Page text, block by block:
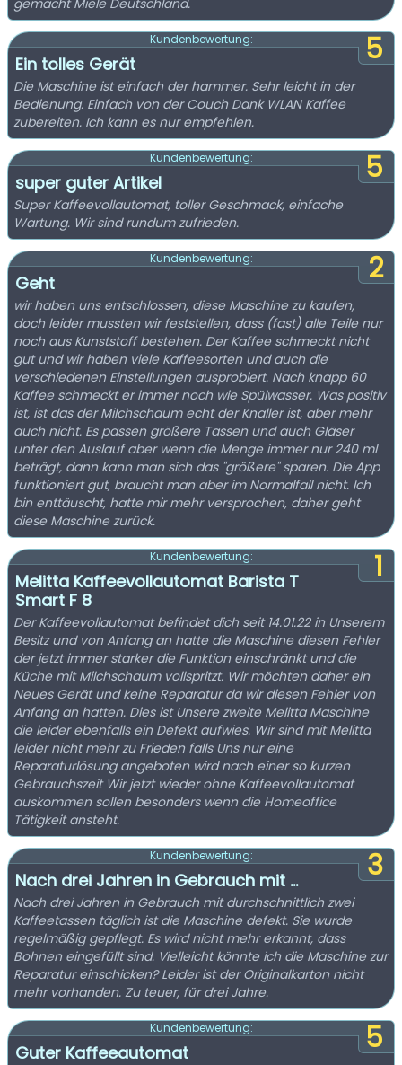
gemacht Miele Deutschland.
5
Kundenbewertung:
Ein tolles Gerät
Die Maschine ist einfach der hammer. Sehr leicht in der
Bedienung. Einfach von der Couch Dank WLAN Kaffee
zubereiten. Ich kann es nur empfehlen.
5
Kundenbewertung:
super guter Artikel
Super Kaffeevollautomat, toller Geschmack, einfache
Wartung. Wir sind rundum zufrieden.
2
Kundenbewertung:
Geht
wir haben uns entschlossen, diese Maschine zu kaufen,
doch leider mussten wir feststellen, dass (fast) alle Teile nur
noch aus Kunststoff bestehen. Der Kaffee schmeckt nicht
gut und wir haben viele Kaffeesorten und auch die
verschiedenen Einstellungen ausprobiert. Nach knapp 60
Kaffee schmeckt er immer noch wie Spülwasser. Was positiv
ist, ist das der Milchschaum echt der Knaller ist, aber mehr
auch nicht. Es passen größere Tassen und auch Gläser
unter den Auslauf aber wenn die Menge immer nur 240 ml
beträgt, dann kann man sich das "größere" sparen. Die App
funktioniert gut, braucht man aber im Normalfall nicht. Ich
bin enttäuscht, hatte mir mehr versprochen, daher geht
diese Maschine zurück.
1
Kundenbewertung:
Melitta Kaffeevollautomat Barista T
Smart F 8
Der Kaffeevollautomat befindet dich seit 14.01.22 in Unserem
Besitz und von Anfang an hatte die Maschine diesen Fehler
der jetzt immer starker die Funktion einschränkt und die
Küche mit Milchschaum vollspritzt. Wir möchten daher ein
Neues Gerät und keine Reparatur da wir diesen Fehler von
Anfang an hatten. Dies ist Unsere zweite Melitta Maschine
die leider ebenfalls ein Defekt aufwies. Wir sind mit Melitta
leider nicht mehr zu Frieden falls Uns nur eine
Reparaturlösung angeboten wird nach einer so kurzen
Gebrauchszeit Wir jetzt wieder ohne Kaffeevollautomat
auskommen sollen besonders wenn die Homeoffice
Tätigkeit ansteht.
3
Kundenbewertung:
Nach drei Jahren in Gebrauch mit ...
Nach drei Jahren in Gebrauch mit durchschnittlich zwei
Kaffeetassen täglich ist die Maschine defekt. Sie wurde
regelmäßig gepflegt. Es wird nicht mehr erkannt, dass
Bohnen eingefüllt sind. Vielleicht könnte ich die Maschine zur
Reparatur einschicken? Leider ist der Originalkarton nicht
mehr vorhanden. Zu teuer, für drei Jahre.
5
Kundenbewertung:
Guter Kaffeeautomat